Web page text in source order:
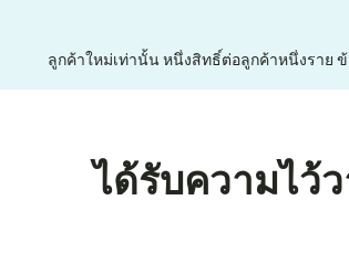
ลูกค้าใหม่เท่านั้น หนึ่งสิทธิ์ต่อลูกค้าหนึ่งราย
ได้รับความไว้